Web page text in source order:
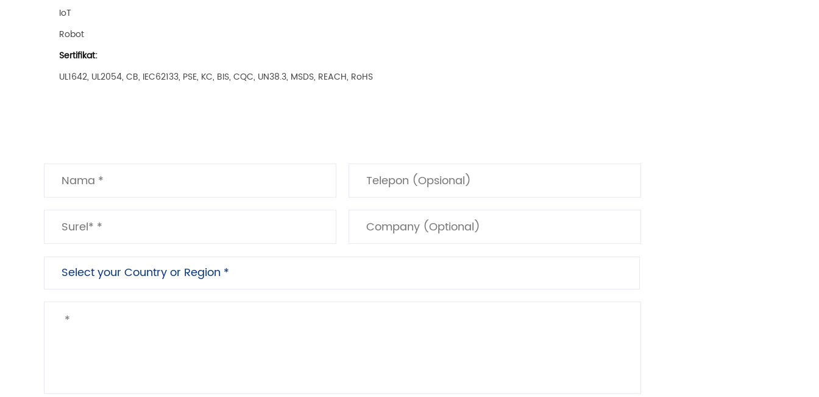
IoT
Robot
Sertifikat:
UL1642, UL2054, CB, IEC62133, PSE, KC, BIS, CQC, UN38.3, MSDS, REACH, RoHS